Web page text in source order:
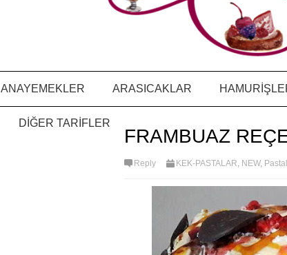
ANAYEMEKLER ARASICAKLAR
DİĞER TARİFLER
FRAMBUAZ
Reply KEK-PASTALAR, NEW,